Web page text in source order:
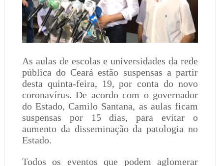
As aulas de escolas e universidades da rede
pública do Ceará estão suspensas a partir
desta quinta-feira, 19, por conta do novo
coronavírus. De acordo com o governador
do Estado, Camilo Santana, as aulas ficam
suspensas por 15 dias, para evitar o
aumento da disseminação da patologia no
Estado.
Todos os eventos que podem aglomerar